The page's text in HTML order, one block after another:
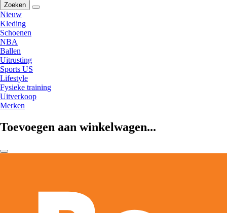
Zoeken
Nieuw
Kleding
Schoenen
NBA
Ballen
Uitrusting
Sports US
Lifestyle
Fysieke training
Uitverkoop
Merken
Toevoegen aan winkelwagen...